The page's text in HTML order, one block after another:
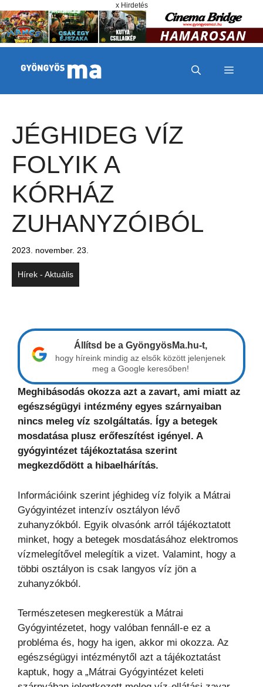
x Hirdetés
MENÜ
JÉGHIDEG VÍZ
FOLYIK A
KÓRHÁZ
ZUHANYZÓIBÓL
2023. november. 23.
Hírek - Aktuális
Állítsd be a GyöngyösMa.hu-t,
hogy híreink mindig az elsők között jelenjenek
meg a Google keresőben!
Meghibásodás okozza azt a zavart, ami miatt az
egészségügyi intézmény egyes szárnyaiban
nincs meleg víz szolgáltatás. Így a betegek
mosdatása plusz erőfeszítést igényel. A
gyógyintézet tájékoztatása szerint
megkezdődött a hibaelhárítás.
Információink szerint jéghideg víz folyik a Mátrai
Gyógyintézet intenzív osztályon lévő
zuhanyzókból. Egyik olvasónk arról tájékoztatott
minket, hogy a betegek mosdatásához elektromos
vízmelegítővel melegítik a vizet. Valamint, hogy a
többi osztályon is csak langyos víz jön a
zuhanyzókból.
Természetesen megkerestük a Mátrai
Gyógyintézetet, hogy valóban fennáll-e ez a
probléma és, hogy ha igen, akkor mi okozza. Az
egészségügyi intézménytől azt a tájékoztatást
kaptuk, hogy a „Mátrai Gyógyintézet keleti